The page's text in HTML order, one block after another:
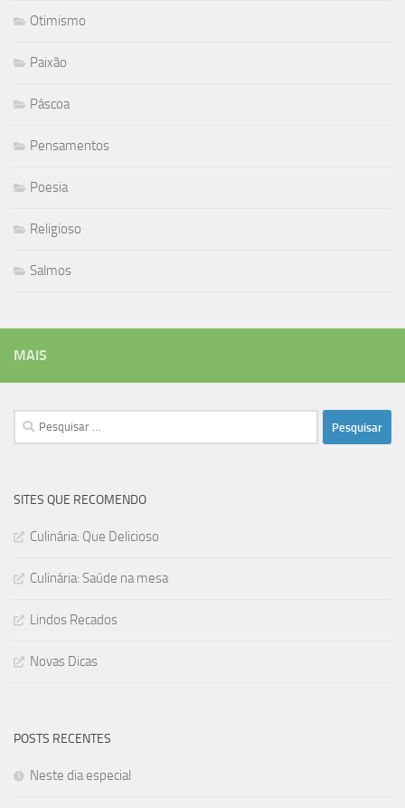
Otimismo
Paixão
Páscoa
Pensamentos
Poesia
Religioso
Salmos
MAIS
Pesquisar
por:
SITES QUE RECOMENDO
Culinária: Que Delicioso
Culinária: Saúde na mesa
Lindos Recados
Novas Dicas
POSTS RECENTES
Neste dia especial